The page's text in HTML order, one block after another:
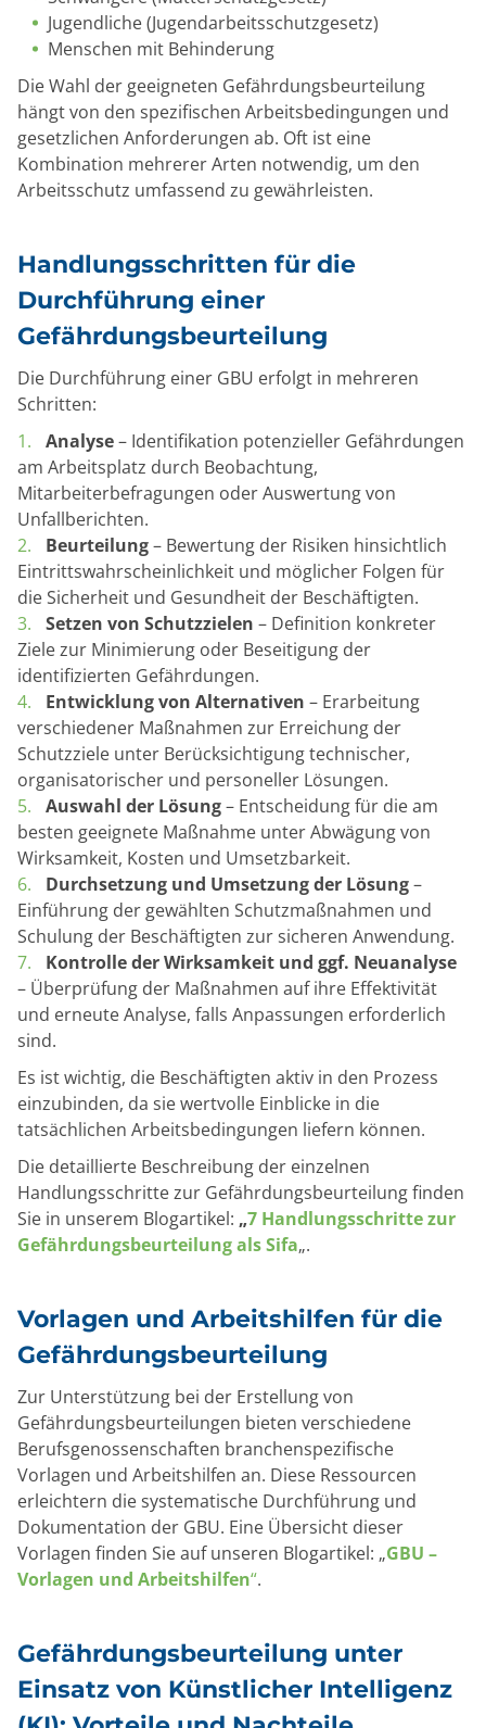
Jugendliche (Jugendarbeitsschutzgesetz)
Menschen mit Behinderung
Die Wahl der geeigneten Gefährdungsbeurteilung
hängt von den spezifischen Arbeitsbedingungen und
gesetzlichen Anforderungen ab. Oft ist eine
Kombination mehrerer Arten notwendig, um den
Arbeitsschutz umfassend zu gewährleisten.
Handlungsschritten für die
Durchführung einer
Gefährdungsbeurteilung
Die Durchführung einer GBU erfolgt in mehreren
Schritten:
Analyse– Identifikation potenzieller Gefährdungen
am Arbeitsplatz durch Beobachtung,
Mitarbeiterbefragungen oder Auswertung von
Unfallberichten.
Beurteilung– Bewertung der Risiken hinsichtlich
Eintrittswahrscheinlichkeit und möglicher Folgen für
die Sicherheit und Gesundheit der Beschäftigten.
Setzen von Schutzzielen – Definition konkreter
Ziele zur Minimierung oder Beseitigung der
identifizierten Gefährdungen.
Entwicklung von Alternativen – Erarbeitung
verschiedener Maßnahmen zur Erreichung der
Schutzziele unter Berücksichtigung technischer,
organisatorischer und personeller Lösungen.
Auswahl der Lösung– Entscheidung für die am
besten geeignete Maßnahme unter Abwägung von
Wirksamkeit, Kosten und Umsetzbarkeit.
Durchsetzung und Umsetzung der Lösung–
Einführung der gewählten Schutzmaßnahmen und
Schulung der Beschäftigten zur sicheren Anwendung.
Kontrolle der Wirksamkeit und ggf. Neuanalyse
– Überprüfung der Maßnahmen auf ihre Effektivität
und erneute Analyse, falls Anpassungen erforderlich
sind.
Es ist wichtig, die Beschäftigten aktiv in den Prozess
einzubinden, da sie wertvolle Einblicke in die
tatsächlichen Arbeitsbedingungen liefern können.
Die detaillierte Beschreibung der einzelnen
Handlungsschritte zur Gefährdungsbeurteilung finden
Sie in unserem Blogartikel: „7 Handlungsschritte zur
Gefährdungsbeurteilung als Sifa„.
Vorlagen und Arbeitshilfen für die
Gefährdungsbeurteilung
Zur Unterstützung bei der Erstellung von
Gefährdungsbeurteilungen bieten verschiedene
Berufsgenossenschaften branchenspezifische
Vorlagen und Arbeitshilfen an. Diese Ressourcen
erleichtern die systematische Durchführung und
Dokumentation der GBU. Eine Übersicht dieser
Vorlagen finden Sie auf unseren Blogartikel: „GBU –
Vorlagen und Arbeitshilfen“.
Gefährdungsbeurteilung unter
Einsatz von Künstlicher Intelligenz